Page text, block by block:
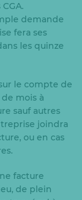
demande
fera ses
les quinze
le compte de
mois à
sauf autres
joindra
ou en cas
facture
de plein